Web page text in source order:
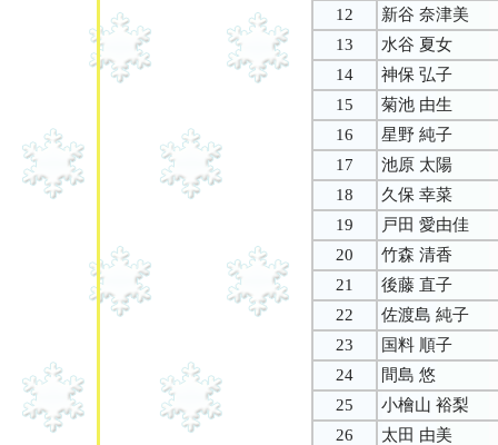
12
新谷 奈津美
13
水谷 夏女
14
神保 弘子
15
菊池 由生
16
星野 純子
17
池原 太陽
18
久保 幸菜
19
戸田 愛由佳
20
竹森 清香
21
後藤 直子
22
佐渡島 純子
23
国料 順子
24
間島 悠
25
小檜山 裕梨
26
太田 由美